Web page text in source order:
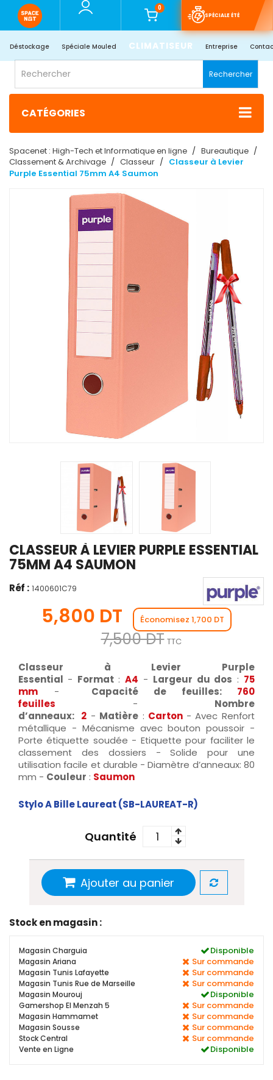
0
SPÉCIALE ÉTÉ
Déstockage Spéciale Mouled CLIMATISEUR Entreprise
Rechercher
CATÉGORIES
Spacenet : High-Tech et Informatique en ligne
Bureautique
Classement & Archivage
Classeur
Classeur à Levier
Purple Essential 75mm A4 Saumon
CLASSEUR À LEVIER PURPLE ESSENTIAL
75MM A4 SAUMON
Réf : 1400601C79
5,800 DT Économisez 1,700 DT
7,500 DT TTC
Classeur à Levier Purple
Essential - Format:A4 - Largeur du dos : 75
mm - Capacité de feuilles:760
feuilles - Nombre
d’anneaux: 2 - Matière : Carton - Avec Renfort
métallique - Mécanisme avec bouton poussoir -
Porte étiquette soudée - Etiquette pour faciliter le
classement des dossiers - Solide pour une
utilisation facile et durable - Diamètre d’anneaux: 80
mm - Couleur : Saumon
Stylo A Bille Laureat (SB-LAUREAT-R)
Quantité
Ajouter au panier
Stock en magasin :
Magasin Charguia Disponible
Magasin Ariana Sur commande
Magasin Tunis Lafayette Sur commande
Magasin Tunis Rue de Marseille Sur commande
Magasin Mourouj Disponible
Gamershop El Menzah 5 Sur commande
Magasin Hammamet Sur commande
Magasin Sousse Sur commande
Stock Central Sur commande
Vente en Ligne Disponible